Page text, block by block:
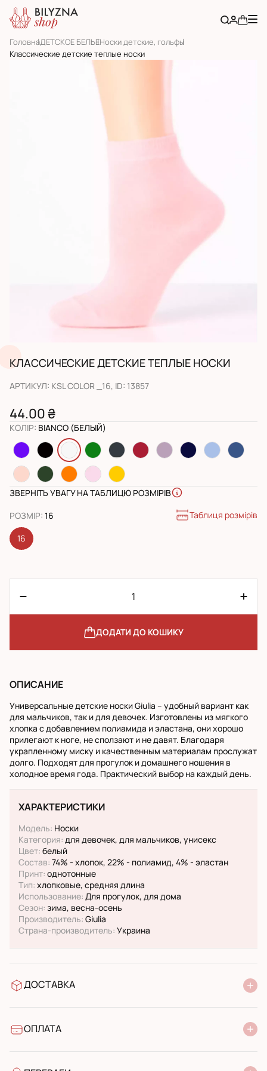
ГоловнаДЕТСКОЕ БЕЛЬЕНоски детские, гольфы
Классические детские теплые носки
КЛАССИЧЕСКИЕ ДЕТСКИЕ ТЕПЛЫЕ НОСКИ
АРТИКУЛ: KSL COLOR _16, ID: 13857
44.00 ₴
КОЛІР: BIANCO (БЕЛЫЙ)
ЗВЕРНІТЬ УВАГУ НА ТАБЛИЦЮ РОЗМІРІВ
РОЗМІР: 16 Таблиця розмірів
16
ДОДАТИ ДО КОШИКУ
ОПИСАНИЕ
Универсальные детские носки Giulia – удобный вариант как
для мальчиков, так и для девочек. Изготовлены из мягкого
хлопка с добавлением полиамида и эластана, они хорошо
прилегают к ноге, не сползают и не давят. Благодаря
украпленному миску и качественным материалам прослужат
долго. Подходят для прогулок и домашнего ношения в
холодное время года. Практический выбор на каждый день.
ХАРАКТЕРИСТИКИ
Модель: Носки
Категория: для девочек, для мальчиков, унисекс
Цвет: белый
Состав: 74% - хлопок, 22% - полиамид, 4% - эластан
Принт: однотонные
Тип: хлопковые, средняя длина
Использование: Для прогулок, для дома
Сезон: зима, весна-осень
Производитель: Giulia
Страна-производитель: Украина
ДОСТАВКА
УкрПошта стандарт
ОПЛАТА
Банківський переказ